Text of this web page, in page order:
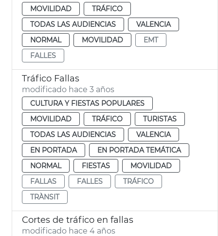
MOVILIDAD
TRÁFICO
TODAS LAS AUDIENCIAS
VALENCIA
NORMAL
MOVILIDAD
EMT
FALLES
Tráfico Fallas
modificado hace 3 años
CULTURA Y FIESTAS POPULARES
MOVILIDAD
TRÁFICO
TURISTAS
TODAS LAS AUDIENCIAS
VALENCIA
EN PORTADA
EN PORTADA TEMÁTICA
NORMAL
FIESTAS
MOVILIDAD
FALLAS
FALLES
TRÁFICO
TRÀNSIT
Cortes de tráfico en fallas
modificado hace 4 años